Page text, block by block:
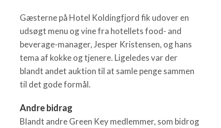
Gæsterne på Hotel Koldingfjord fik udover en
udsøgt menu og vine fra hotellets food- and
beverage-manager, Jesper Kristensen, og hans
tema af kokke og tjenere. Ligeledes var der
blandt andet auktion til at samle penge sammen
til det gode formål.
Andre bidrag
Blandt andre Green Key medlemmer, som bidrog